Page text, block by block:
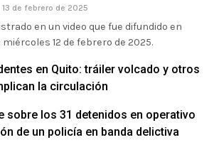
13 de febrero de 2025
en un video que fue difundido en
12 de febrero de 2025.
en Quito: tráiler volcado y otros
la circulación
sobre los 31 detenidos en operativo
de un policía en banda delictiva